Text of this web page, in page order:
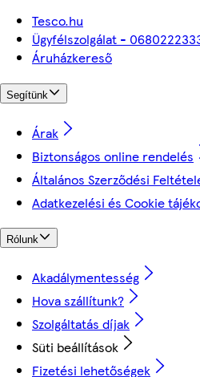
Tesco.hu
Ügyfélszolgálat -
Áruházkereső
Segítünk
Árak
Biztonságos online rendelés
Általános Szerződési
Adatkezelési és Cookie
Rólunk
Akadálymentesség
Hova szállítunk?
Szolgáltatás díjak
Süti beállítások
Fizetési lehetőségek